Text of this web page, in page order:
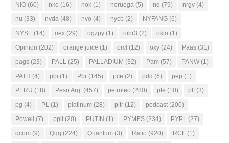
NIO (60) nke (16) nok (1) noruega (5) nq (79) nrgv (4)
nu (33) nvda (48) nvo (4) nycb (2) NYFANG (6)
NYSE (14) oex (29) ogzpy (1) oibr3 (2) oklo (1)
Opinion (202) orange juice (1) orcl (12) oxy (24) Paas (31)
pags (23) PALL (25) PALLADIUM (32) Pam (57) PANW (1)
PATH (4) pbi (1) Pbr (145) pce (2) pdd (6) pep (1)
PERU (18) Peso Arg. (457) petroleo (280) pfe (10) pff(3)
pg (4) PL (1) platinum (28) pltr (12) podcast (200)
Powell (7) pplt (20) PUTIN (1) PYMES (234) PYPL (27)
qcom (9) Qqq (224) Quantum (3) Ratio (920) RCL (1)